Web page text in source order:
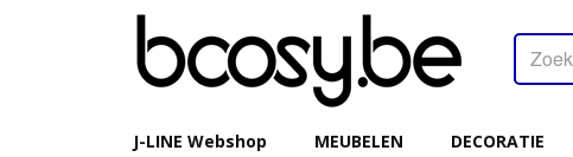
J-LINE Webshop MEUBELEN DECORATIE